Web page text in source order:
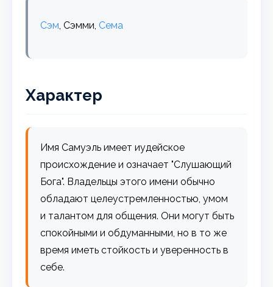
Сэм, Сэмми, Сема
Характер
Имя Самуэль имеет иудейское
происхождение и означает "Слушающий
Бога". Владельцы этого имени обычно
обладают целеустремленностью, умом
и талантом для общения. Они могут быть
спокойными и обдуманными, но в то же
время иметь стойкость и уверенность в
себе.